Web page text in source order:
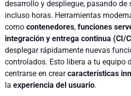
desarrollo y despliegue, pasando de
incluso horas. Herramientas
como contenedores, funciones
integración y entrega continua (CI/
desplegar rápidamente nuevas
controlados. Esto libera a tu equipo
centrarse en crearcaracterísticas
la experiencia del usuario.